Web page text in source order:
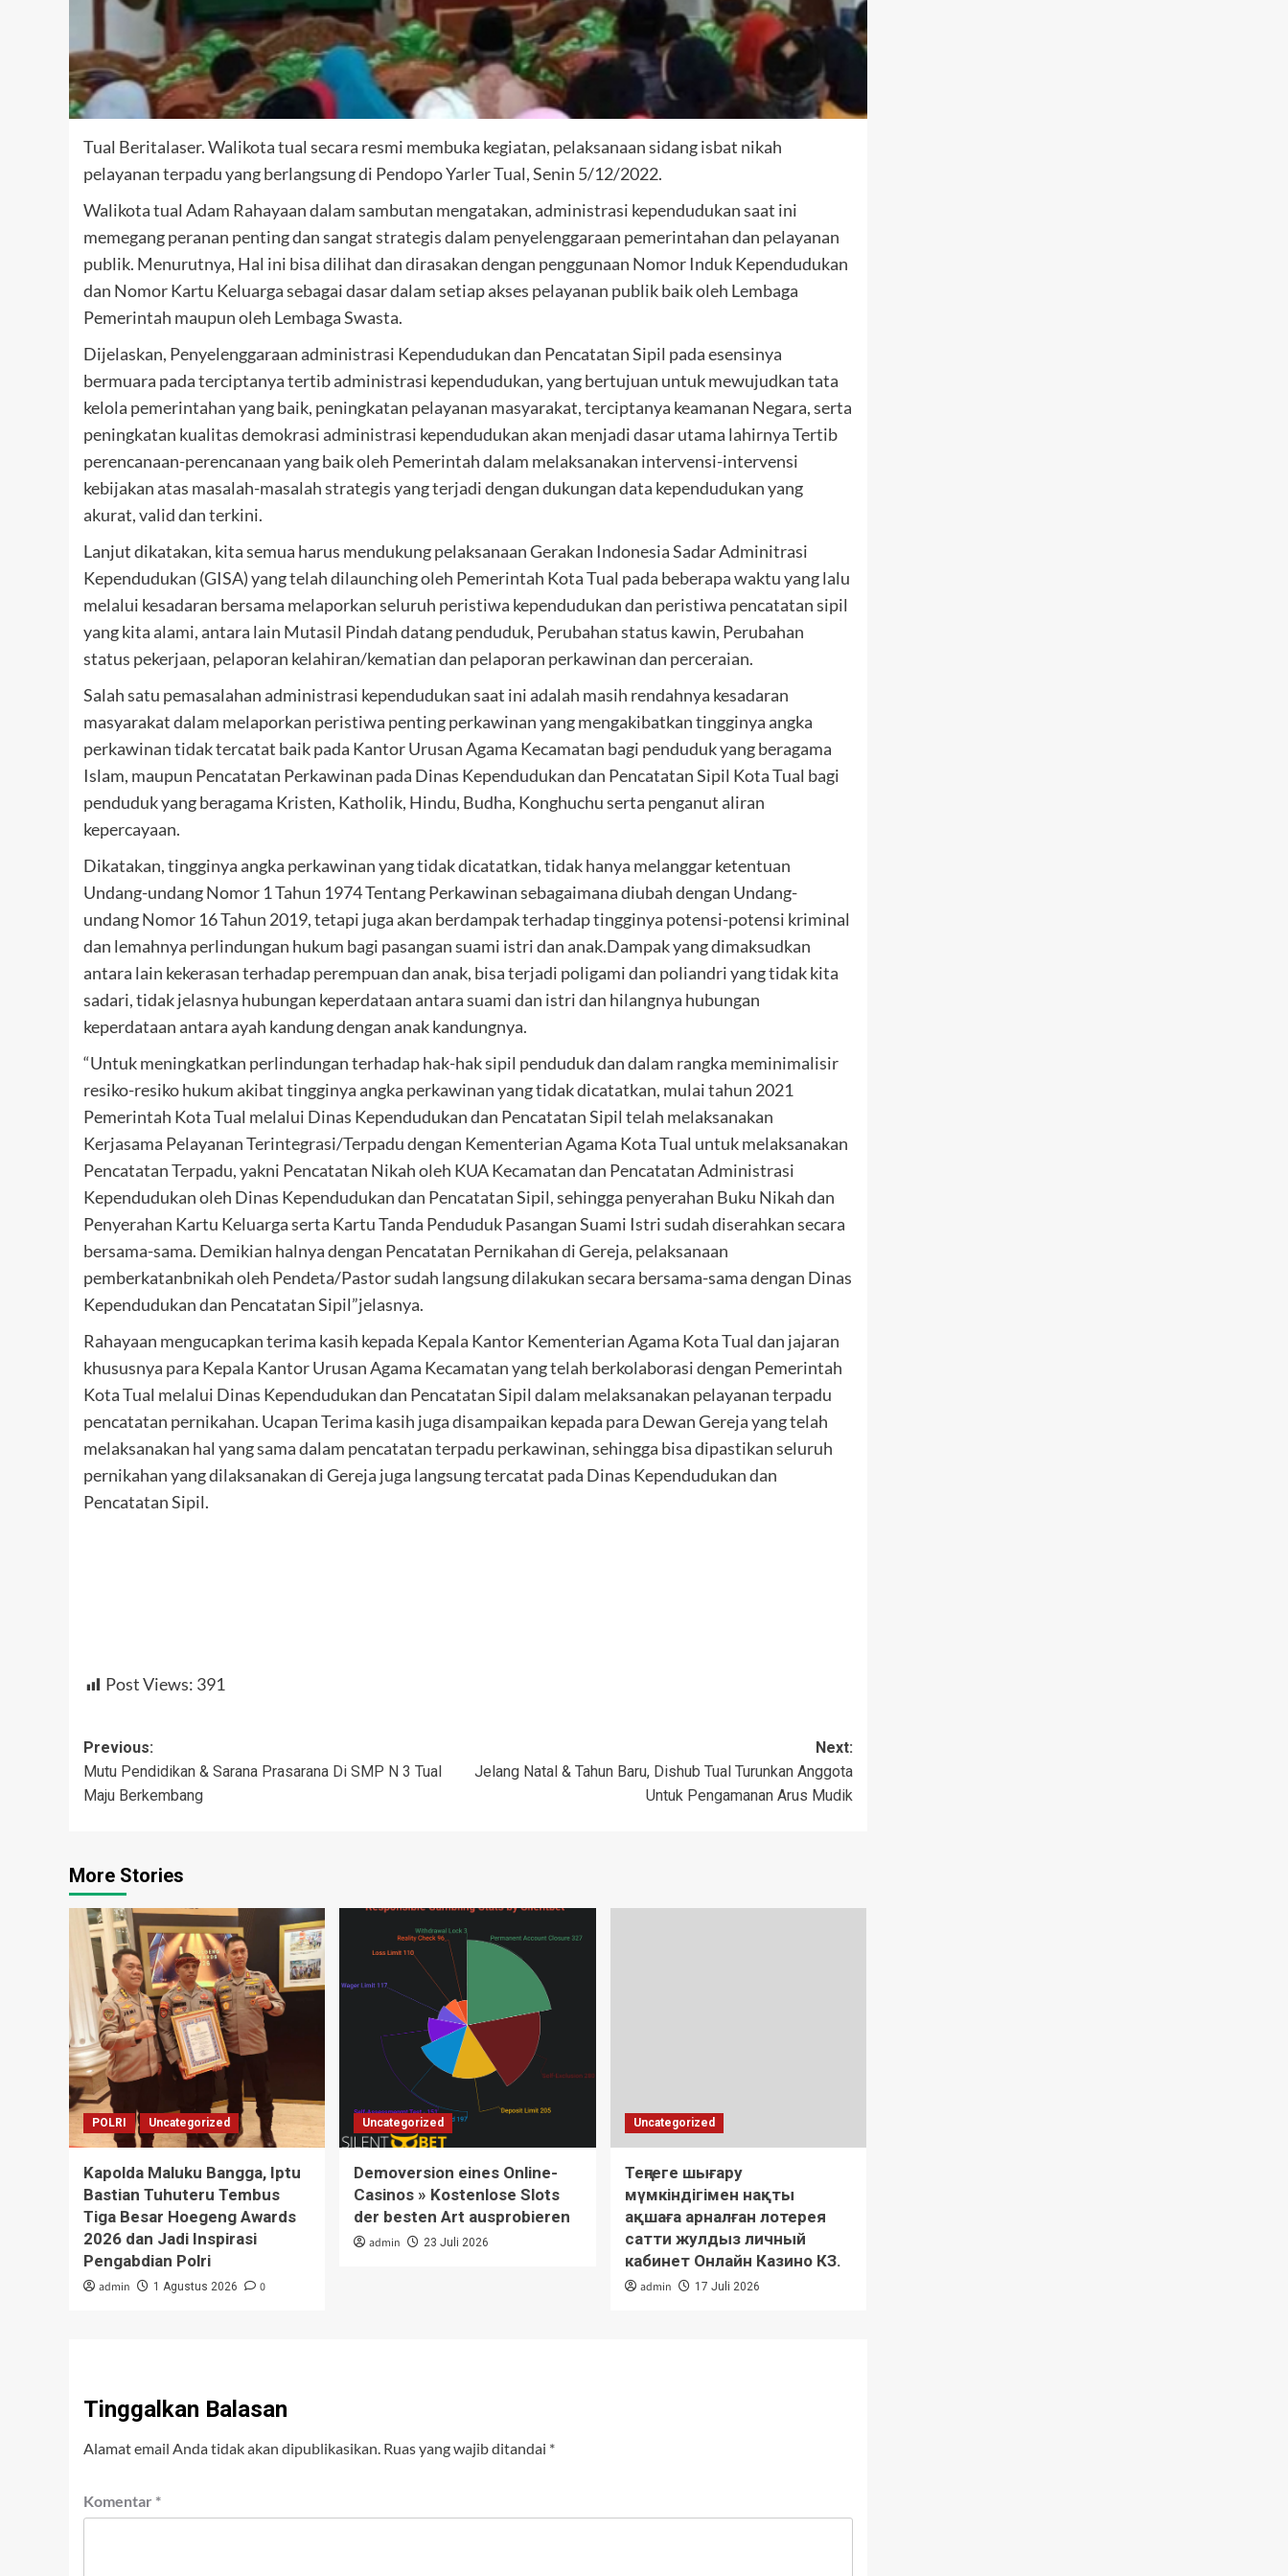
Tual Beritalaser. Walikota tual secara resmi membuka kegiatan, pelaksanaan sidang isbat nikah
pelayanan terpadu yang berlangsung di Pendopo Yarler Tual, Senin 5/12/2022.
Walikota tual Adam Rahayaan dalam sambutan mengatakan, administrasi kependudukan saat ini
memegang peranan penting dan sangat strategis dalam penyelenggaraan pemerintahan dan pelayanan
publik. Menurutnya, Hal ini bisa dilihat dan dirasakan dengan penggunaan Nomor Induk Kependudukan
dan Nomor Kartu Keluarga sebagai dasar dalam setiap akses pelayanan publik baik oleh Lembaga
Pemerintah maupun oleh Lembaga Swasta.
Dijelaskan, Penyelenggaraan administrasi Kependudukan dan Pencatatan Sipil pada esensinya
bermuara pada terciptanya tertib administrasi kependudukan, yang bertujuan untuk mewujudkan tata
kelola pemerintahan yang baik, peningkatan pelayanan masyarakat, terciptanya keamanan Negara, serta
peningkatan kualitas demokrasi administrasi kependudukan akan menjadi dasar utama lahirnya Tertib
perencanaan-perencanaan yang baik oleh Pemerintah dalam melaksanakan intervensi-intervensi
kebijakan atas masalah-masalah strategis yang terjadi dengan dukungan data kependudukan yang
akurat, valid dan terkini.
Lanjut dikatakan, kita semua harus mendukung pelaksanaan Gerakan Indonesia Sadar Adminitrasi
Kependudukan (GISA) yang telah dilaunching oleh Pemerintah Kota Tual pada beberapa waktu yang lalu
melalui kesadaran bersama melaporkan seluruh peristiwa kependudukan dan peristiwa pencatatan sipil
yang kita alami, antara lain Mutasil Pindah datang penduduk, Perubahan status kawin, Perubahan
status pekerjaan, pelaporan kelahiran/kematian dan pelaporan perkawinan dan perceraian.
Salah satu pemasalahan administrasi kependudukan saat ini adalah masih rendahnya kesadaran
masyarakat dalam melaporkan peristiwa penting perkawinan yang mengakibatkan tingginya angka
perkawinan tidak tercatat baik pada Kantor Urusan Agama Kecamatan bagi penduduk yang beragama
Islam, maupun Pencatatan Perkawinan pada Dinas Kependudukan dan Pencatatan Sipil Kota Tual bagi
penduduk yang beragama Kristen, Katholik, Hindu, Budha, Konghuchu serta penganut aliran
kepercayaan.
Dikatakan, tingginya angka perkawinan yang tidak dicatatkan, tidak hanya melanggar ketentuan
Undang-undang Nomor 1 Tahun 1974 Tentang Perkawinan sebagaimana diubah dengan Undang-
undang Nomor 16 Tahun 2019, tetapi juga akan berdampak terhadap tingginya potensi-potensi kriminal
dan lemahnya perlindungan hukum bagi pasangan suami istri dan anak.Dampak yang dimaksudkan
antara lain kekerasan terhadap perempuan dan anak, bisa terjadi poligami dan poliandri yang tidak kita
sadari, tidak jelasnya hubungan keperdataan antara suami dan istri dan hilangnya hubungan
keperdataan antara ayah kandung dengan anak kandungnya.
“Untuk meningkatkan perlindungan terhadap hak-hak sipil penduduk dan dalam rangka meminimalisir
resiko-resiko hukum akibat tingginya angka perkawinan yang tidak dicatatkan, mulai tahun 2021
Pemerintah Kota Tual melalui Dinas Kependudukan dan Pencatatan Sipil telah melaksanakan
Kerjasama Pelayanan Terintegrasi/Terpadu dengan Kementerian Agama Kota Tual untuk melaksanakan
Pencatatan Terpadu, yakni Pencatatan Nikah oleh KUA Kecamatan dan Pencatatan Administrasi
Kependudukan oleh Dinas Kependudukan dan Pencatatan Sipil, sehingga penyerahan Buku Nikah dan
Penyerahan Kartu Keluarga serta Kartu Tanda Penduduk Pasangan Suami Istri sudah diserahkan secara
bersama-sama. Demikian halnya dengan Pencatatan Pernikahan di Gereja, pelaksanaan
pemberkatanbnikah oleh Pendeta/Pastor sudah langsung dilakukan secara bersama-sama dengan Dinas
Kependudukan dan Pencatatan Sipil”jelasnya.
Rahayaan mengucapkan terima kasih kepada Kepala Kantor Kementerian Agama Kota Tual dan jajaran
khususnya para Kepala Kantor Urusan Agama Kecamatan yang telah berkolaborasi dengan Pemerintah
Kota Tual melalui Dinas Kependudukan dan Pencatatan Sipil dalam melaksanakan pelayanan terpadu
pencatatan pernikahan. Ucapan Terima kasih juga disampaikan kepada para Dewan Gereja yang telah
melaksanakan hal yang sama dalam pencatatan terpadu perkawinan, sehingga bisa dipastikan seluruh
pernikahan yang dilaksanakan di Gereja juga langsung tercatat pada Dinas Kependudukan dan
Pencatatan Sipil.
Post Views: 391
Post
navigation
Previous:
Mutu Pendidikan & Sarana Prasarana Di SMP N 3 Tual
Maju Berkembang
Next:
Jelang Natal & Tahun Baru, Dishub Tual Turunkan Anggota
Untuk Pengamanan Arus Mudik
More Stories
POLRI Uncategorized
Kapolda Maluku Bangga, Iptu
Bastian Tuhuteru Tembus
Tiga Besar Hoegeng Awards
2026 dan Jadi Inspirasi
Pengabdian Polri
admin 1 Agustus 2026 0
Uncategorized
Demoversion eines Online-
Casinos » Kostenlose Slots
der besten Art ausprobieren
admin 23 Juli 2026
Uncategorized
Теңгеге шығару
мүмкіндігімен нақты
ақшаға арналған лотерея
сатти жулдыз личный
кабинет Онлайн Казино КЗ.
admin 17 Juli 2026
Tinggalkan Balasan
Alamat email Anda tidak akan dipublikasikan. Ruas yang wajib ditandai *
Komentar *